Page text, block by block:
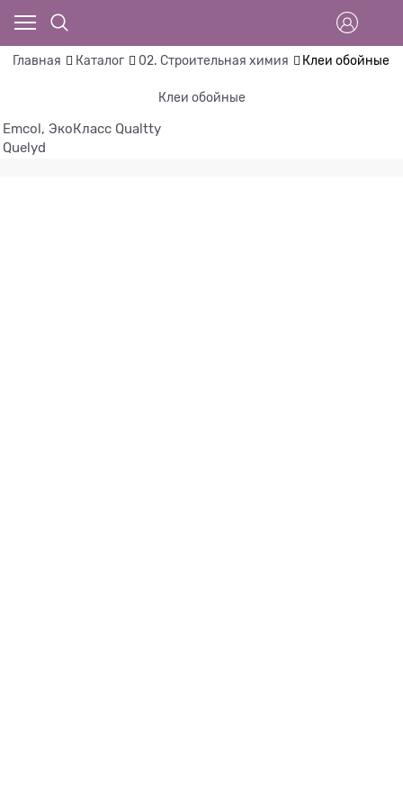
Главная Каталог 02. Строительная химия Клеи обойные
Клеи обойные
Emcol, ЭкоКласс Qualtty
Quelyd